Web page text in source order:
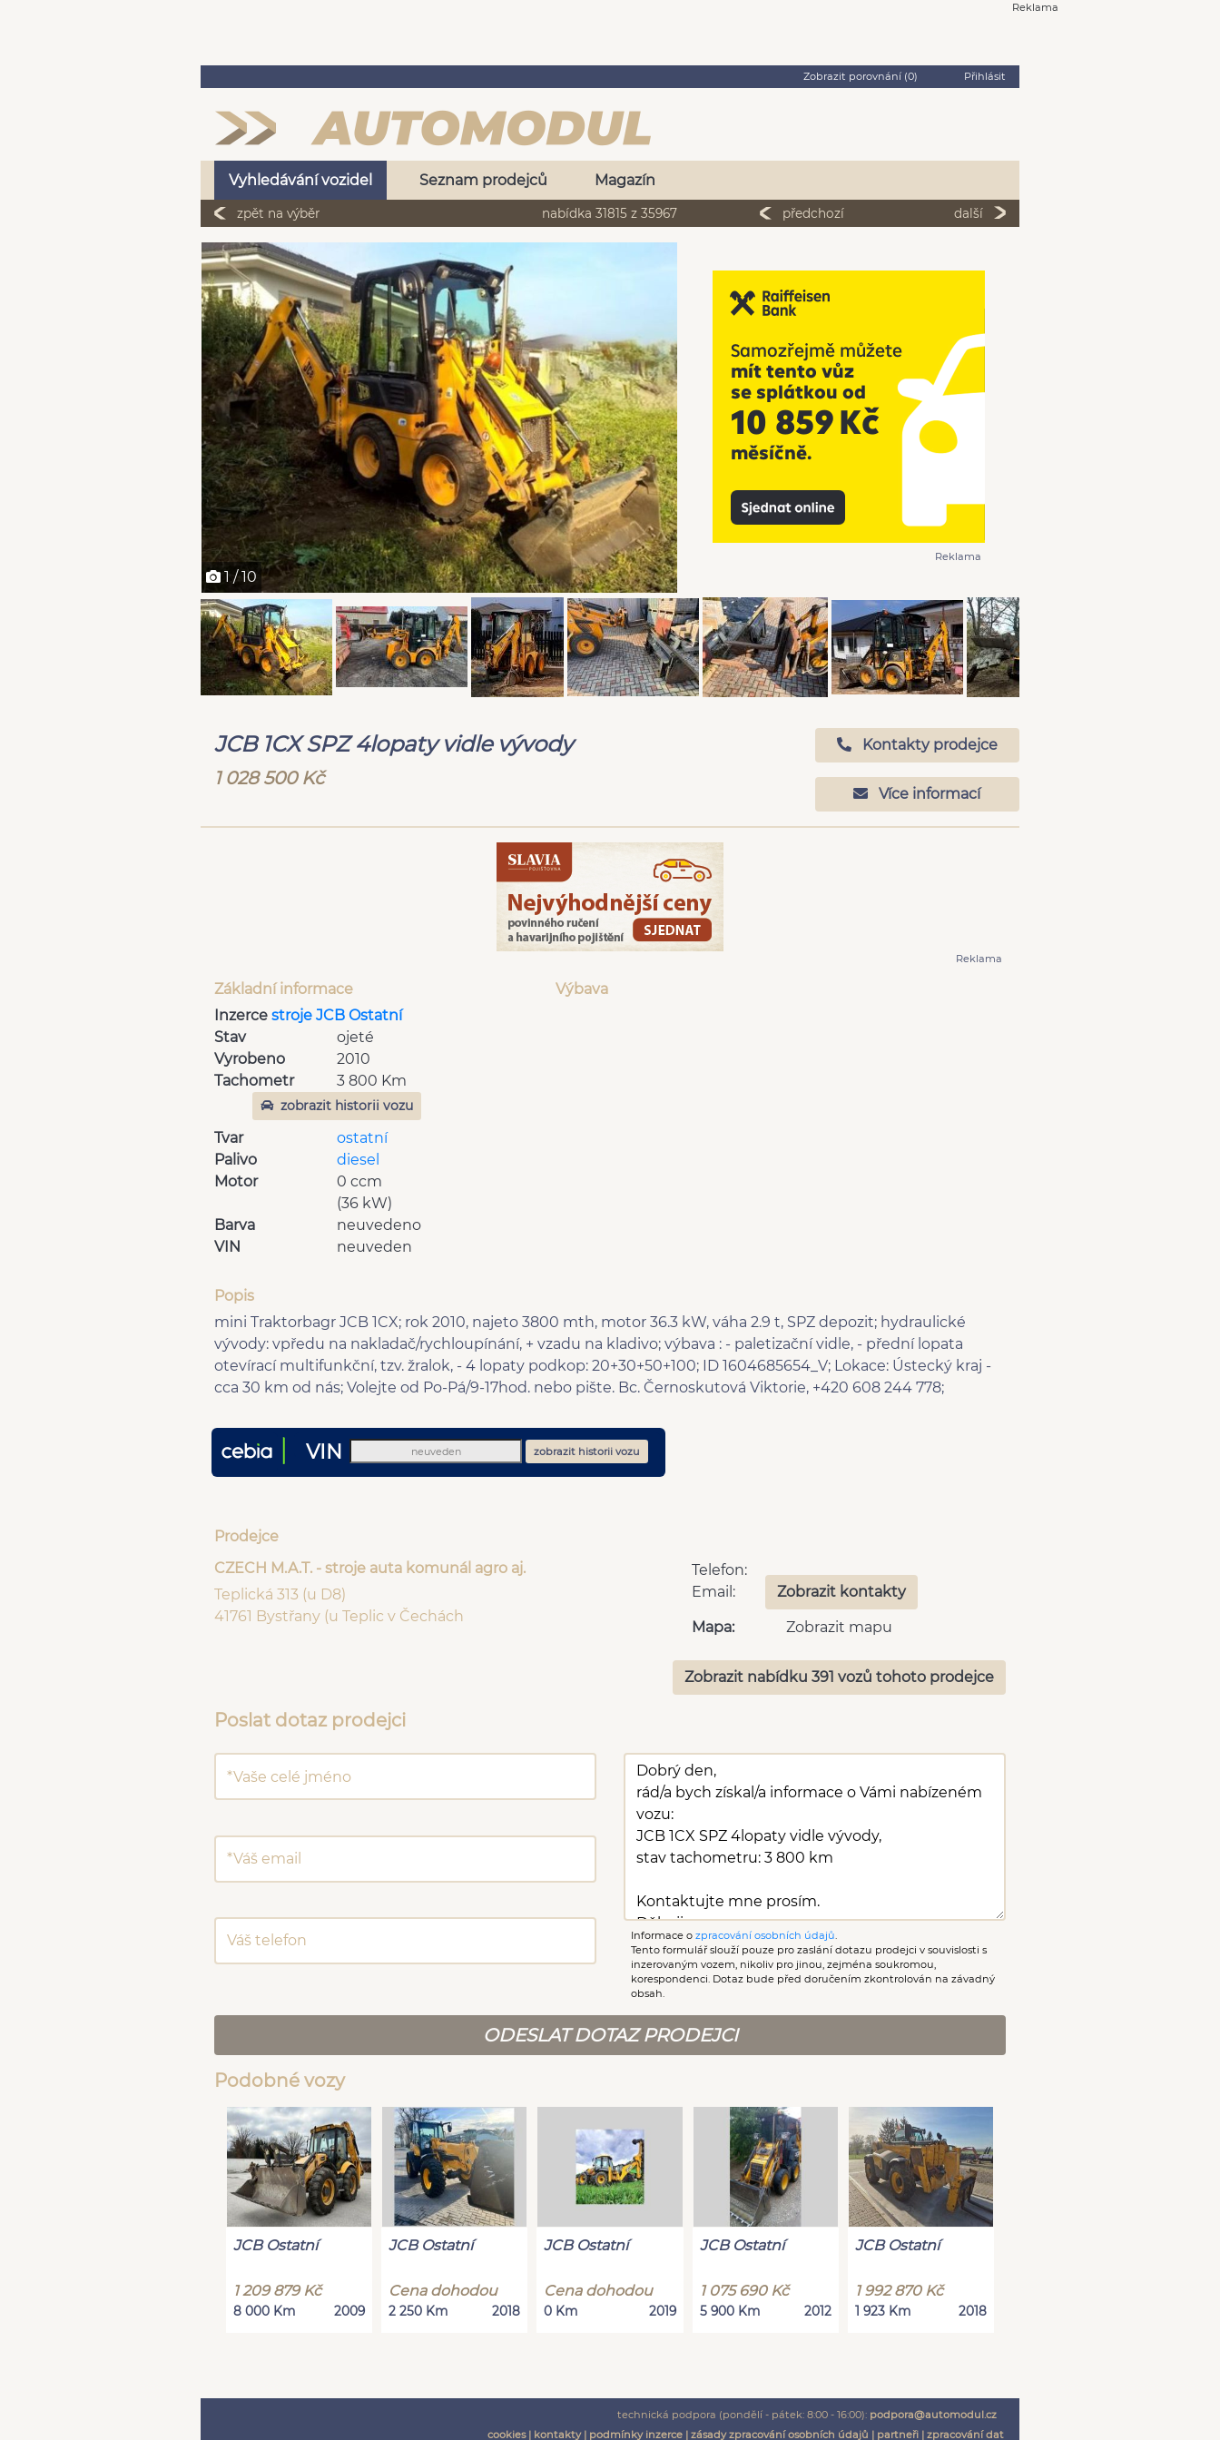
Reklama
Zobrazit porovnání (0) Přihlásit
Vyhledávání vozidel Seznam prodejců Magazín
zpět na výběr nabídka 31815 z 35967 předchozí další
1 / 10
Reklama
JCB 1CX SPZ 4lopaty vidle vývody
1 028 500 Kč
Kontakty prodejce
Více informací
Reklama
Základní informace
Inzerce stroje JCB Ostatní
Stav
ojeté
Vyrobeno
2010
Tachometr
3 800 Km
zobrazit historii vozu
Tvar
ostatní
Palivo
diesel
Motor
0 ccm
(36 kW)
Barva
neuvedeno
VIN
neuveden
Výbava
Popis
mini Traktorbagr JCB 1CX; rok 2010, najeto 3800 mth, motor 36.3 kW, váha 2.9 t, SPZ depozit; hydraulické
vývody: vpředu na nakladač/rychloupínání, + vzadu na kladivo; výbava : - paletizační vidle, - přední lopata
otevírací multifunkční, tzv. žralok, - 4 lopaty podkop: 20+30+50+100; ID 1604685654_V; Lokace: Ústecký kraj -
cca 30 km od nás; Volejte od Po-Pá/9-17hod. nebo pište. Bc. Černoskutová Viktorie, +420 608 244 778;
VIN zobrazit historii vozu
Prodejce
CZECH M.A.T. - stroje auta komunál agro aj.
Teplická 313 (u D8)
41761 Bystřany (u Teplic v Čechách
Telefon:
Email:
Zobrazit kontakty
Mapa: Zobrazit mapu
Zobrazit nabídku 391 vozů tohoto prodejce
Poslat dotaz prodejci
Informace o zpracování osobních údajů.
Tento formulář slouží pouze pro zaslání dotazu prodejci v souvislosti s
inzerovaným vozem, nikoliv pro jinou, zejména soukromou,
korespondenci. Dotaz bude před doručením zkontrolován na závadný
obsah.
ODESLAT DOTAZ PRODEJCI
Podobné vozy
JCB Ostatní
1 209 879 Kč
8 000 Km 2009
JCB Ostatní
Cena dohodou
2 250 Km 2018
JCB Ostatní
Cena dohodou
0 Km 2019
JCB Ostatní
1 075 690 Kč
5 900 Km 2012
JCB Ostatní
1 992 870 Kč
1 923 Km 2018
technická podpora (pondělí - pátek: 8:00 - 16:00): podpora@automodul.cz
cookies| kontakty| podmínky inzerce| zásady zpracování osobních údajů | partneři| zpracování dat